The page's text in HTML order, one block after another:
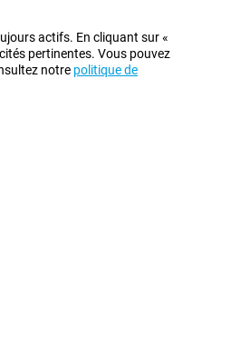
actifs. En cliquant sur «
pertinentes. Vous pouvez
notre politique de